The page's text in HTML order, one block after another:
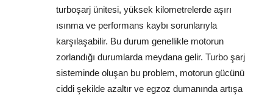
turboşarj ünitesi, yüksek kilometrelerde aşırı
ısınma ve performans kaybı sorunlarıyla
karşılaşabilir. Bu durum genellikle motorun
zorlandığı durumlarda meydana gelir. Turbo şarj
sisteminde oluşan bu problem, motorun gücünü
ciddi şekilde azaltır ve egzoz dumanında artışa